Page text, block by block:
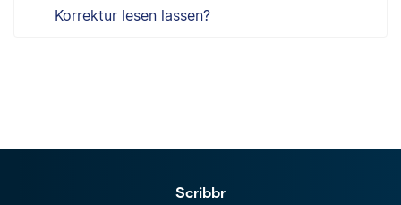
Korrektur lesen lassen?
Scribbr